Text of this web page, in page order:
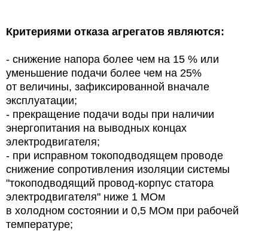
Критериями отказа агрегатов являются:
- снижение напора более чем на 15 % или
уменьшение подачи более чем на 25%
от величины, зафиксированной вначале
эксплуатации;
- прекращение подачи воды при наличии
энергопитания на выводных концах
электродвигателя;
- при исправном токоподводящем проводе
снижение сопротивления изоляции системы
"токоподводящий провод-корпус статора
электродвигателя" ниже 1 МОм
в холодном состоянии и 0,5 МОм при рабочей
температуре;